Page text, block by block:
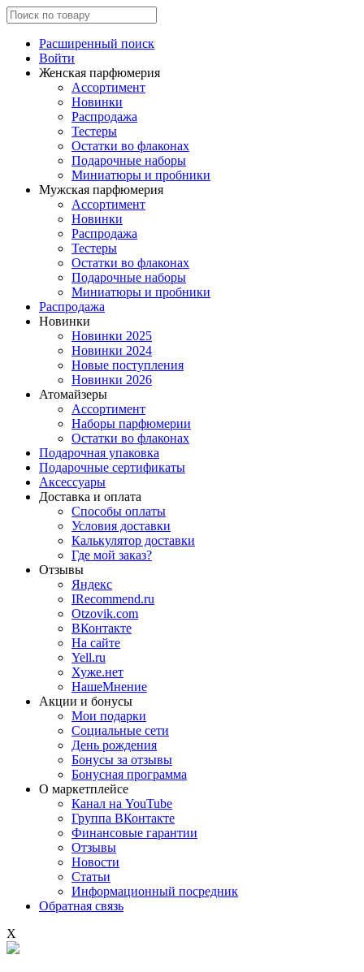
Расширенный поиск
Войти
Женская парфюмерия
Ассортимент
Новинки
Распродажа
Тестеры
Остатки во флаконах
Подарочные наборы
Миниатюры и пробники
Мужская парфюмерия
Ассортимент
Новинки
Распродажа
Тестеры
Остатки во флаконах
Подарочные наборы
Миниатюры и пробники
Распродажа
Новинки
Новинки 2025
Новинки 2024
Новые поступления
Новинки 2026
Атомайзеры
Ассортимент
Наборы парфюмерии
Остатки во флаконах
Подарочная упаковка
Подарочные сертификаты
Аксессуары
Доставка и оплата
Способы оплаты
Условия доставки
Калькулятор доставки
Где мой заказ?
Отзывы
Яндекс
IRecommend.ru
Otzovik.com
ВКонтакте
На сайте
Yell.ru
Хуже.нет
НашеМнение
Акции и бонусы
Мои подарки
Социальные сети
День рождения
Бонусы за отзывы
Бонусная программа
О маркетплейсе
Канал на YouTube
Группа ВКонтакте
Финансовые гарантии
Отзывы
Новости
Статьи
Информационный посредник
Обратная связь
X